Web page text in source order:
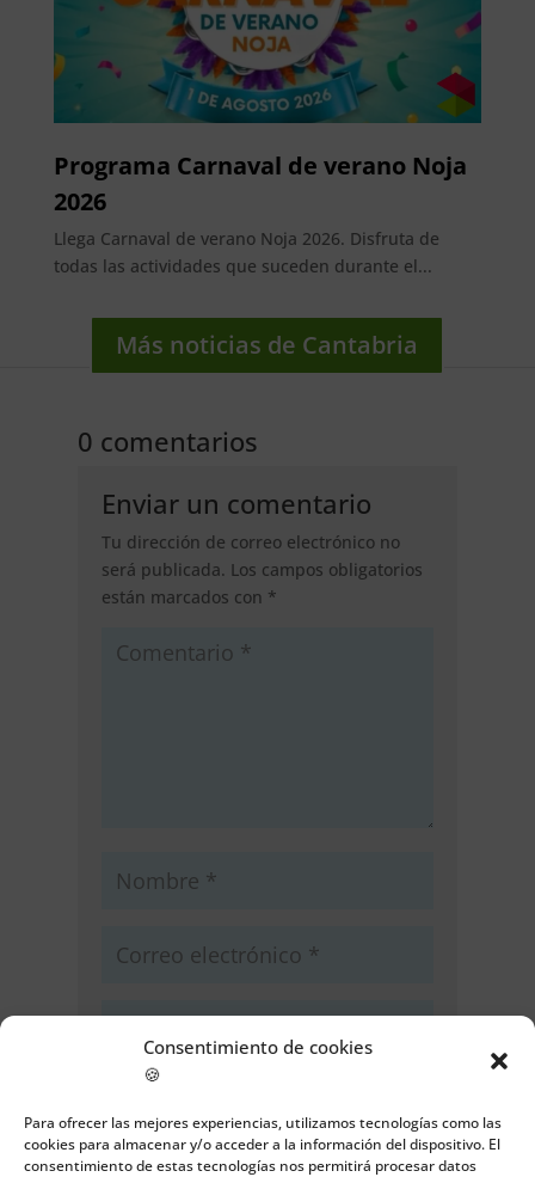
Consentimiento de cookies
🍪
Para ofrecer las mejores experiencias, utilizamos tecnologías como las
cookies para almacenar y/o acceder a la información del dispositivo. El
consentimiento de estas tecnologías nos permitirá procesar datos
Programa Carnaval de verano Noja
2026
Llega Carnaval de verano Noja 2026. Disfruta de
todas las actividades que suceden durante el...
Más noticias de Cantabria
0 comentarios
Enviar un comentario
Tu dirección de correo electrónico no
será publicada. Los campos obligatorios
están marcados con *
Guarda mi nombre, correo
electrónico y web en este navegador
para la próxima vez que comente.